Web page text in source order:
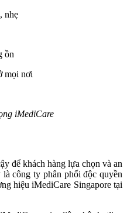
nhẹ
ồn
mọi nơi
iMediCare
để khách hàng lựa chọn và an
công ty phân phối độc quyền
hiệu iMediCare Singapore tại